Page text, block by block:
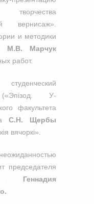
творчества
вернисаж».
и методики
М.В. Марчук
работ.
У-
факультета
С.Н. Щербы
вячоркі».
председателя
Геннадия